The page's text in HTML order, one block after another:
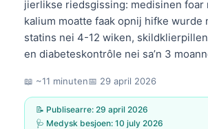
jierlikse riedsgissing: medisinen foar
kalium moatte faak opnij hifke wurde
statins nei 4-12 wiken,
en diabeteskontrôle nei sa’n 3
📖 ~11 minuten📅 29 april 2026
📝 Publisearre: 29 april 2026
🩺 Medysk besjoen: 10 july 2026